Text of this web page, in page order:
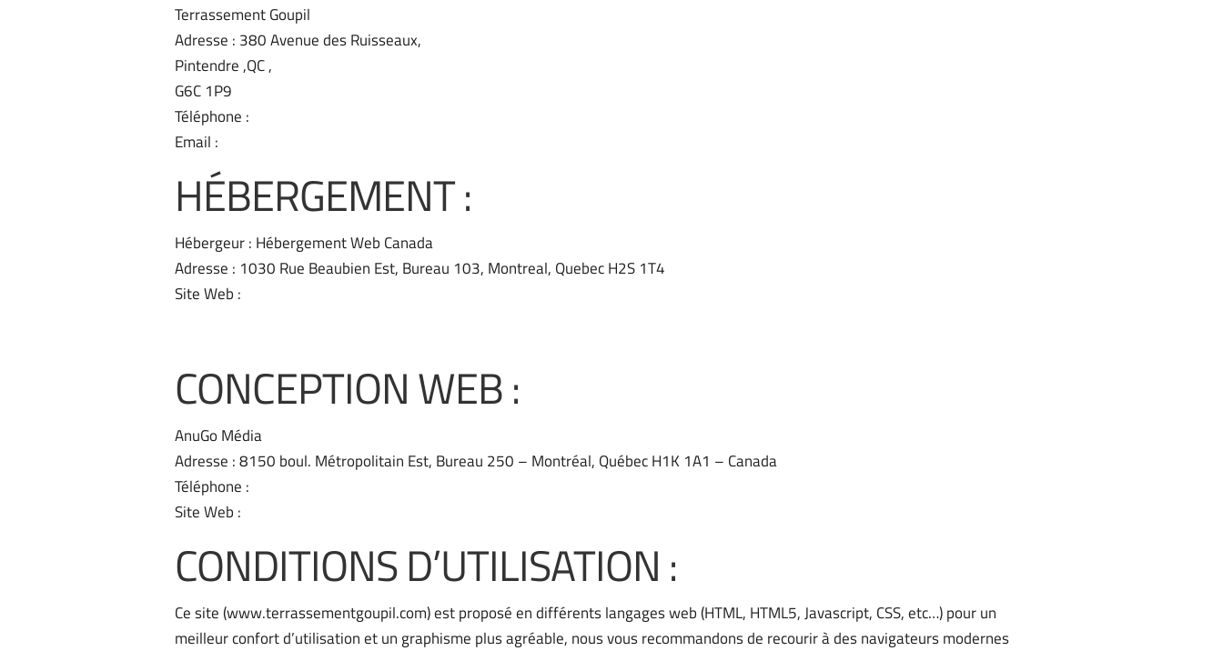
Terrassement Goupil
Adresse : 380 Avenue des Ruisseaux,
Pintendre ,QC ,
G6C 1P9
Téléphone :
Email :
HÉBERGEMENT :
Hébergeur : Hébergement Web Canada
Adresse : 1030 Rue Beaubien Est, Bureau 103, Montreal, Quebec H2S 1T4
Site Web :
CONCEPTION WEB :
AnuGo Média
Adresse : 8150 boul. Métropolitain Est, Bureau 250 – Montréal, Québec H1K 1A1 – Canada
Téléphone :
Site Web :
CONDITIONS D’UTILISATION :
Ce site (www.terrassementgoupil.com) est proposé en différents langages web (HTML, HTML5, Javascript, CSS, etc…) pour un
meilleur confort d’utilisation et un graphisme plus agréable, nous vous recommandons de recourir à des navigateurs modernes